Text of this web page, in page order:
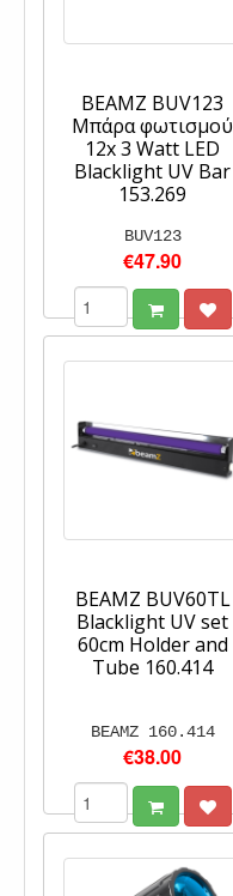
BEAMZ BUV123
Μπάρα φωτισμού
12x 3 Watt LED
Blacklight UV Bar
153.269
BUV123
€47.90
BEAMZ BUV60TL
Blacklight UV set
60cm Holder and
Tube 160.414
BEAMZ 160.414
€38.00